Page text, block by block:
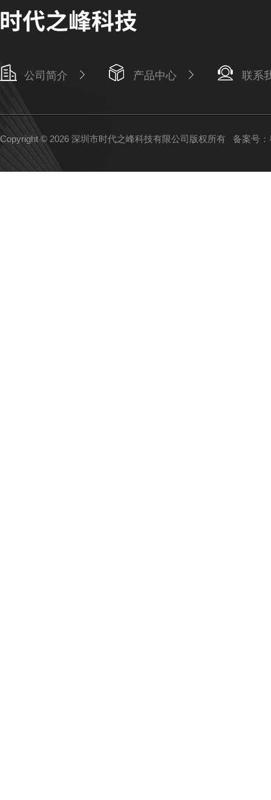
公司简介 产品中心 联系
Copyright © 2026 深圳市时代之峰科技有限公司版权所有 备案号